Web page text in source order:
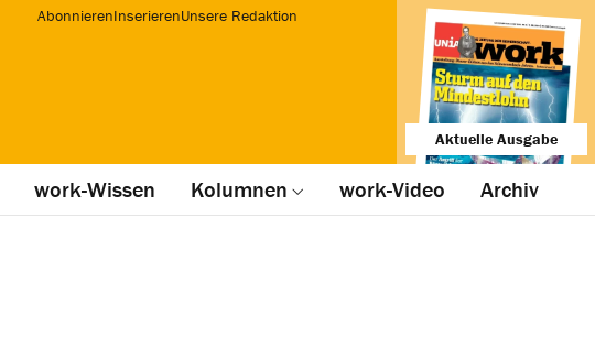
AbonnierenInserierenUnsere Redaktion
Aktuelle Ausgabe
work-Wissen Kolumnen work-Video Archiv